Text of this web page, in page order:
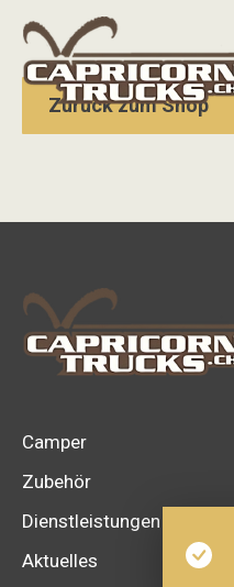
Zurück zum Shop
Camper
Zubehör
Dienstleistungen
Aktuelles